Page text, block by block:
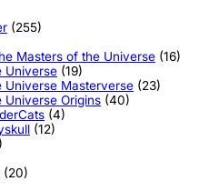
(255)
Masters of the Universe (16)
Universe (19)
Universe Masterverse (23)
Universe Origins (40)
(4)
(12)
(20)